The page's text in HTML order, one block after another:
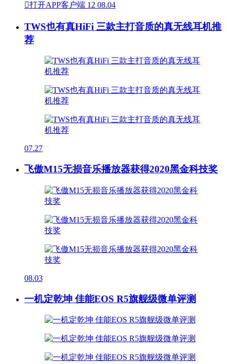
打开APP客户端 12 08.04
TWS也有真HiFi 三款主打音质的真无线耳机推
荐
07.27
飞傲M15无损音乐播放器获得2020黑金科技奖
08.03
一机定乾坤 佳能EOS R5旗舰级微单评测